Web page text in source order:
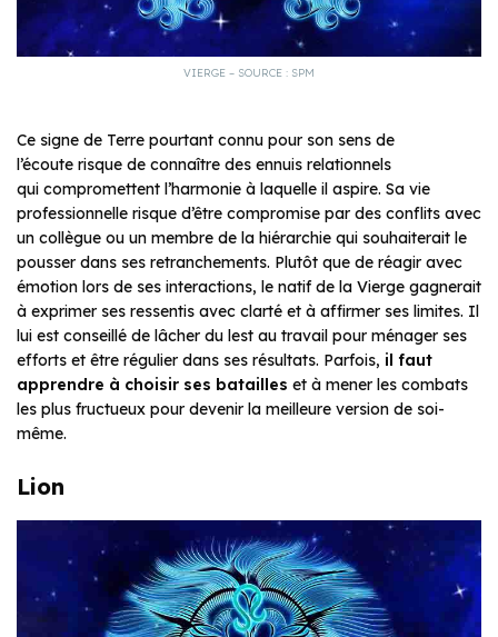
VIERGE – SOURCE : SPM
Ce signe de Terre pourtant connu pour son sens de
l’écoute risque de connaître des ennuis relationnels
qui compromettent l’harmonie à laquelle il aspire. Sa vie
professionnelle risque d’être compromise par des conflits avec
un collègue ou un membre de la hiérarchie qui souhaiterait le
pousser dans ses retranchements. Plutôt que de réagir avec
émotion lors de ses interactions, le natif de la Vierge gagnerait
à exprimer ses ressentis avec clarté et à affirmer ses limites. Il
lui est conseillé de lâcher du lest au travail pour ménager ses
efforts et être régulier dans ses résultats. Parfois, il faut
apprendre à choisir ses batailles et à mener les combats
les plus fructueux pour devenir la meilleure version de soi-
même.
Lion